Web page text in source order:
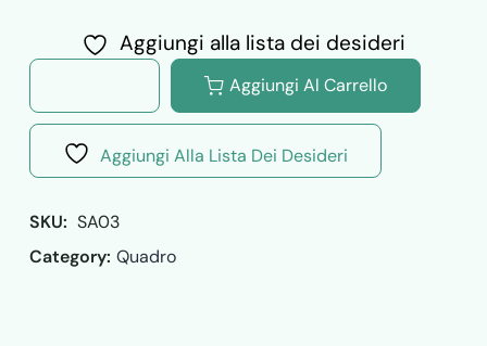
Aggiungi alla lista dei desideri
Aggiungi Al Carrello
Aggiungi Alla Lista Dei Desideri
SKU: SA03
Category: Quadro